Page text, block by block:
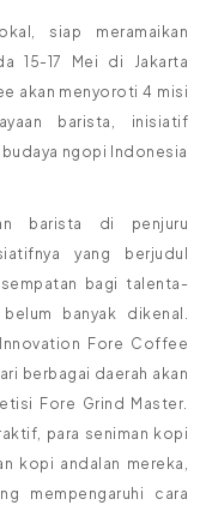
siap meramaikan
15-17 Mei di Jakarta
akan menyoroti 4 misi
barista, inisiatif
ngopi Indonesia
barista di penjuru
yang berjudul
bagi talenta-
banyak dikenal.
Fore Coffee
berbagai daerah akan
Fore Grind Master.
para seniman kopi
kopi andalan mereka,
mempengaruhi cara